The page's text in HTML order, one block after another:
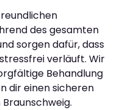
des gesamten
sorgen dafür, dass
verläuft. Wir
Behandlung
dir einen sicheren